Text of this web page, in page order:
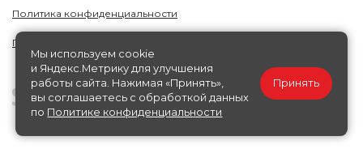
Политика конфиденциальности
Публичная офера
Мы используем cookie
и Яндекс.Метрику для улучшения
работы сайта. Нажимая «Принять»,
вы соглашаетесь с обработкой данных
по Политике конфиденциальности
Принять